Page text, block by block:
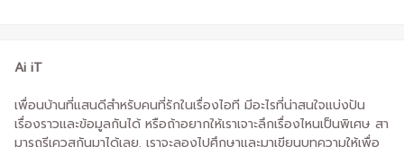
Ai iT
เพื่อนบ้านที่แสนดีสำหรับคนที่รักในเรื่องไอที มีอะไรที่น่าสนใจแบ่งปัน
เรื่องราวและข้อมูลกันได้ หรือถ้าอยากให้เราเจาะลึกเรื่องไหนเป็นพิเศษ สา
มารถรีเควสกันมาได้เลย. เราจะลองไปศึกษาและมาเขียนบทความให้เพื่อ